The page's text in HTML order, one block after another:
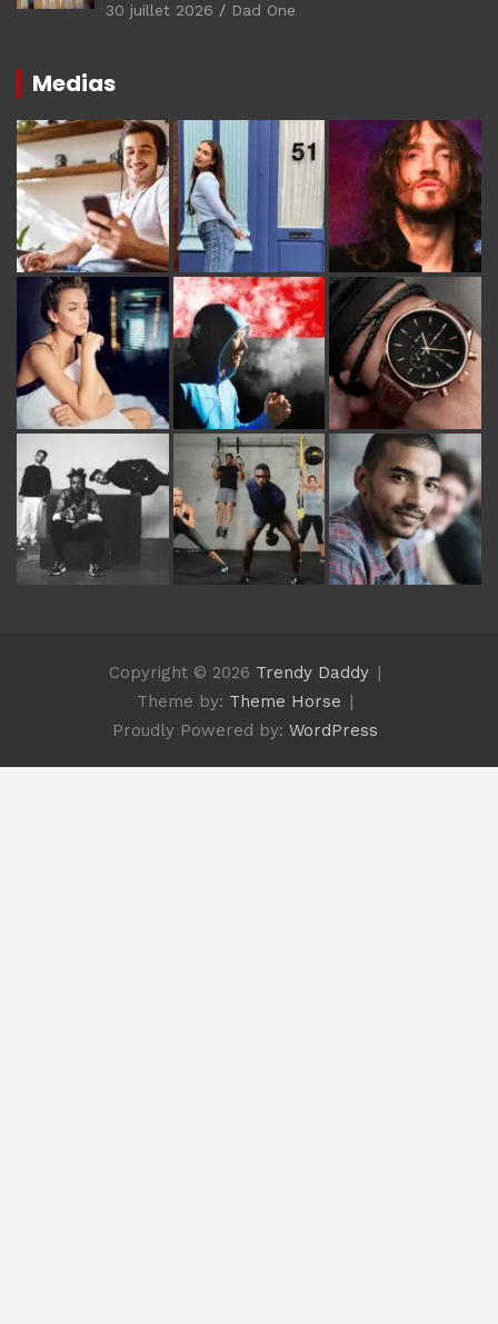
30 juillet 2026 Dad One
Medias
Copyright © 2026 Trendy Daddy
Theme by: Theme Horse
Proudly Powered by: WordPress